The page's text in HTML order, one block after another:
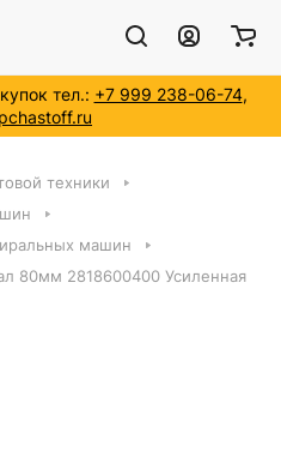
тел.: +7 999 238-06-74,
техники
машин
80мм 2818600400 Усиленная